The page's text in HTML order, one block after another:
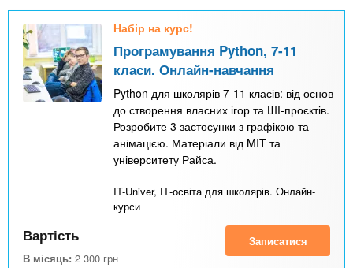
Набір на курс!
Програмування Python, 7-11
класи. Онлайн-навчання
Python для школярів 7-11 класів: від основ
до створення власних ігор та ШІ-проєктів.
Розробите 3 застосунки з графікою та
анімацією. Матеріали від MIT та
університету Райса.
IT-Univer, ІТ-освіта для школярів. Онлайн-
курси
Вартість
В місяць: 2 300 грн
Записатися